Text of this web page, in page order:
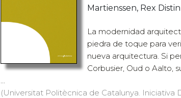
Martienssen, Rex Distin
La modernidad
piedra de toque para
nueva arquitectura. Si
Corbusier, Oud o Aalto,
(Universitat Politècnica de Catalunya. Iniciativa